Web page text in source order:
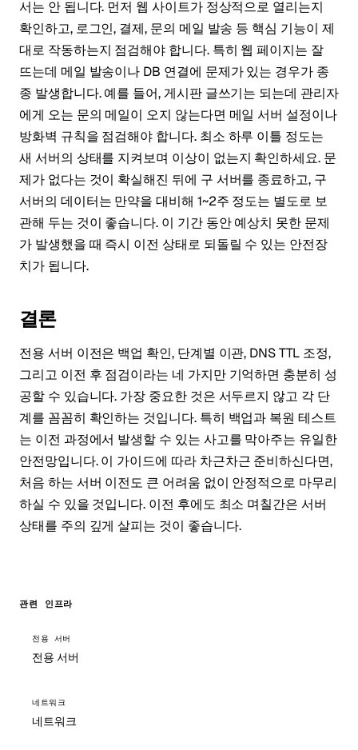
서는 안 됩니다. 먼저 웹 사이트가 정상적으로 열리는지
확인하고, 로그인, 결제, 문의 메일 발송 등 핵심 기능이 제
대로 작동하는지 점검해야 합니다. 특히 웹 페이지는 잘
뜨는데 메일 발송이나 DB 연결에 문제가 있는 경우가 종
종 발생합니다. 예를 들어, 게시판 글쓰기는 되는데 관리자
에게 오는 문의 메일이 오지 않는다면 메일 서버 설정이나
방화벽 규칙을 점검해야 합니다. 최소 하루 이틀 정도는
새 서버의 상태를 지켜보며 이상이 없는지 확인하세요. 문
제가 없다는 것이 확실해진 뒤에 구 서버를 종료하고, 구
서버의 데이터는 만약을 대비해 1~2주 정도는 별도로 보
관해 두는 것이 좋습니다. 이 기간 동안 예상치 못한 문제
가 발생했을 때 즉시 이전 상태로 되돌릴 수 있는 안전장
치가 됩니다.
결론
전용 서버 이전은 백업 확인, 단계별 이관, DNS TTL 조정,
그리고 이전 후 점검이라는 네 가지만 기억하면 충분히 성
공할 수 있습니다. 가장 중요한 것은 서두르지 않고 각 단
계를 꼼꼼히 확인하는 것입니다. 특히 백업과 복원 테스트
는 이전 과정에서 발생할 수 있는 사고를 막아주는 유일한
안전망입니다. 이 가이드에 따라 차근차근 준비하신다면,
처음 하는 서버 이전도 큰 어려움 없이 안정적으로 마무리
하실 수 있을 것입니다. 이전 후에도 최소 며칠간은 서버
상태를 주의 깊게 살피는 것이 좋습니다.
관련 인프라
전용 서버
전용 서버
네트워크
네트워크